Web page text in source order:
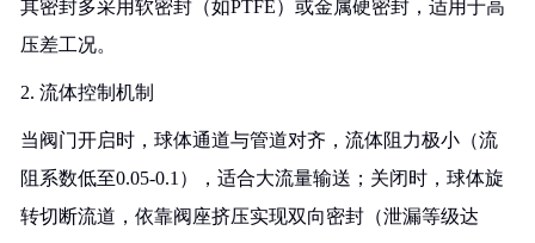
其密封多采用软密封（如PTFE）或金属硬密封，适用于高
压差工况。
2. 流体控制机制
当阀门开启时，球体通道与管道对齐，流体阻力极小（流
阻系数低至0.05-0.1），适合大流量输送；关闭时，球体旋
转切断流道，依靠阀座挤压实现双向密封（泄漏等级达